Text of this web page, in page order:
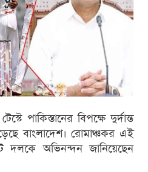
পাকিস্তানের বিপক্ষে দুর্দান্ত
বাংলাদেশ। রোমাঞ্চকর এই
দলকে অভিনন্দন জানিয়েছেন